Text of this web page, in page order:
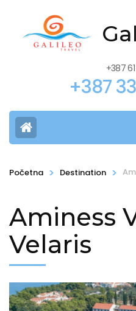
+387
+387
Početna > Destination >
Aminess
Velaris